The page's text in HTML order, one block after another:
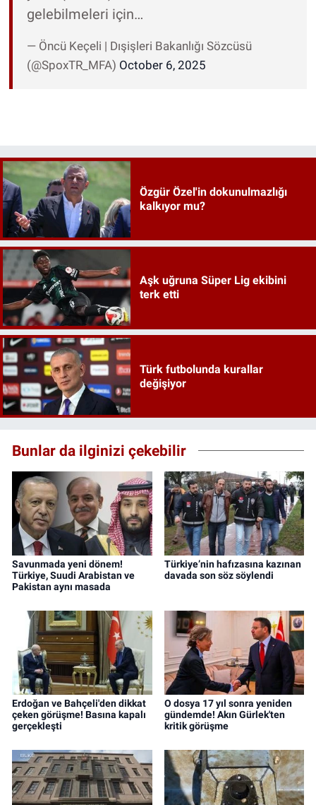
gelebilmeleri için…
— Öncü Keçeli | Dışişleri Bakanlığı Sözcüsü
(@SpoxTR_MFA) October 6, 2025
Özgür Özel'in dokunulmazlığı
kalkıyor mu?
Aşk uğruna Süper Lig ekibini
terk etti
Türk futbolunda kurallar
değişiyor
Bunlar da ilginizi çekebilir
Savunmada yeni dönem!
Türkiye, Suudi Arabistan ve
Pakistan aynı masada
Türkiye’nin hafızasına kazınan
davada son söz söylendi
Erdoğan ve Bahçeli'den dikkat
çeken görüşme! Basına kapalı
gerçekleşti
O dosya 17 yıl sonra yeniden
gündemde! Akın Gürlek'ten
kritik görüşme